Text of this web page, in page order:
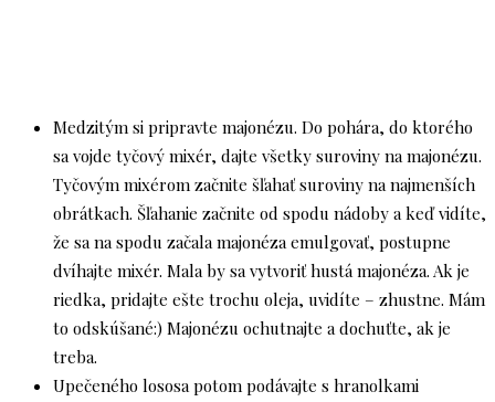
Medzitým si pripravte majonézu. Do pohára, do ktorého
sa vojde tyčový mixér, dajte všetky suroviny na majonézu.
Tyčovým mixérom začnite šľahať suroviny na najmenších
obrátkach. Šľahanie začnite od spodu nádoby a keď vidíte,
že sa na spodu začala majonéza emulgovať, postupne
dvíhajte mixér. Mala by sa vytvoriť hustá majonéza. Ak je
riedka, pridajte ešte trochu oleja, uvidíte – zhustne. Mám
to odskúšané:) Majonézu ochutnajte a dochuťte, ak je
treba.
Upečeného lososa potom podávajte s hranolkami